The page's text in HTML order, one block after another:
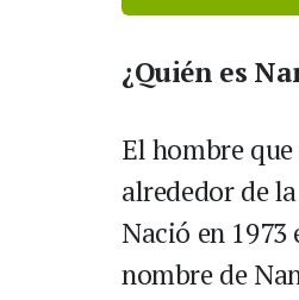
¿Quién es
El hombre
alrededor de
Nació en 1973
nombre de